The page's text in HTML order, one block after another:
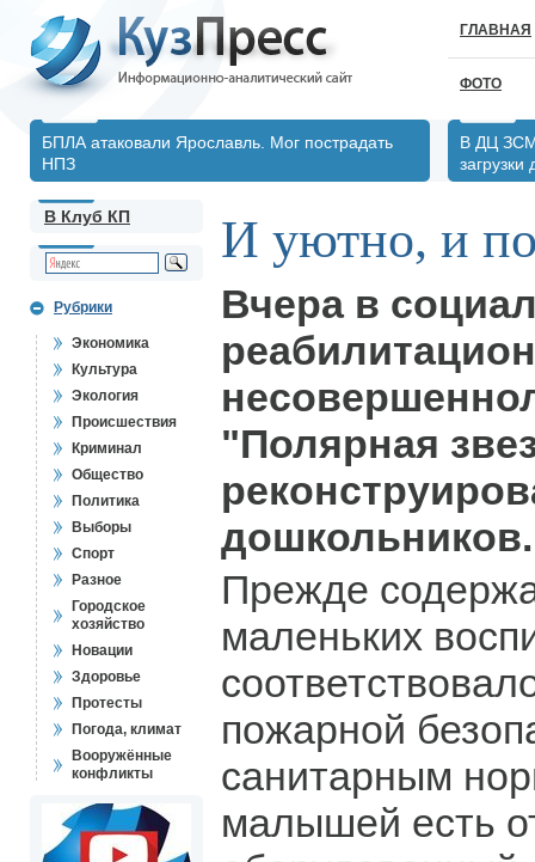
ГЛАВНАЯ
ФОТО
БПЛА атаковали Ярославль. Мог пострадать
НПЗ
В ДЦ
В Клуб КП
Рубрики
Экономика
Культура
Экология
Происшествия
Криминал
Общество
Политика
Выборы
Спорт
Разное
Городское
хозяйство
Новации
Здоровье
Протесты
Погода, климат
Вооружённые
конфликты
И уютно, и
Вчера в
"Полярная
дошкольников.
Прежде
маленьких
пожарной
санитарным
малышей есть